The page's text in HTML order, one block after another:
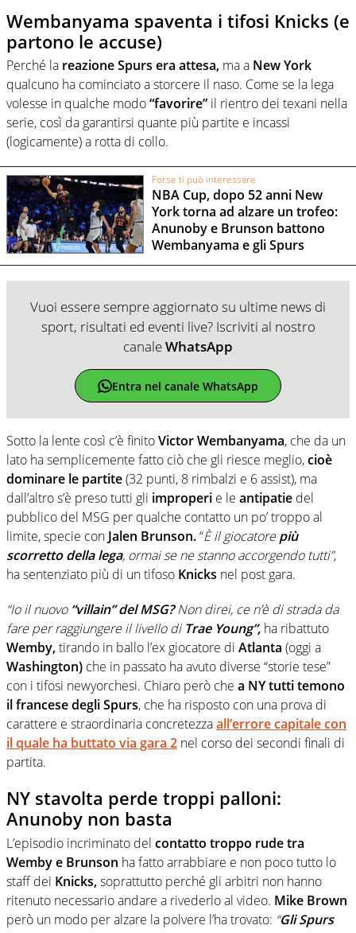
Wembanyama spaventa i tifosi Knicks (e
partono le accuse)
Perché la reazione Spurs era attesa, ma a New York
qualcuno ha cominciato a storcere il naso. Come se la lega
volesse in qualche modo“favorire” il rientro dei texani nella
serie, così da garantirsi quante più partite e incassi
(logicamente) a rotta di collo.
Forse ti può interessare
NBA Cup, dopo 52 anni New
York torna ad alzare un trofeo:
Anunoby e Brunson battono
Wembanyama e gli Spurs
Vuoi essere sempre aggiornato su ultime news di
sport, risultati ed eventi live? Iscriviti al nostro
canaleWhatsApp
Entra nel canale WhatsApp
Sotto la lente così c’è finitoVictor Wembanyama, che da un
lato ha semplicemente fatto ciò che gli riesce meglio,cioè
dominare le partite(32 punti, 8 rimbalzi e 6 assist), ma
dall’altro s’è preso tutti gli improperi e le antipatie del
pubblico del MSG per qualche contatto un po’ troppo al
limite, specie con Jalen Brunson.“È il giocatorepiù
scorretto della lega, ormai se ne stanno accorgendo tutti”,
ha sentenziato più di un tifoso Knicks nel post gara.
“Io il nuovo “villain” del MSG?Non direi, ce n’è di strada da
fare per raggiungere il livello di Trae Young”, ha ribattuto
Wemby,tirando in ballo l’ex giocatore di Atlanta (oggi a
Washington) che in passato ha avuto diverse “storie tese”
con i tifosi newyorchesi. Chiaro però che a NY tutti temono
il francese degli Spurs, che ha risposto con una prova di
carattere e straordinaria concretezzaall’errore capitale con
il quale ha buttato via gara 2 nel corso dei secondi finali di
partita.
NY stavolta perde troppi palloni:
Anunoby non basta
L’episodio incriminato del contatto troppo rude tra
Wemby e Brunson ha fatto arrabbiare e non poco tutto lo
staff dei Knicks,soprattutto perché gli arbitri non hanno
ritenuto necessario andare a rivederlo al video. Mike Brown
però un modo per alzare la polvere l’ha trovato: “Gli Spurs